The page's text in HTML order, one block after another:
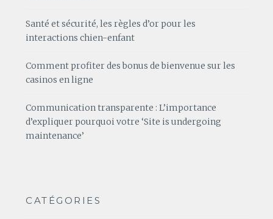
Santé et sécurité, les règles d’or pour les
interactions chien-enfant
Comment profiter des bonus de bienvenue sur les
casinos en ligne
Communication transparente : L’importance
d’expliquer pourquoi votre ‘Site is undergoing
maintenance’
CATÉGORIES